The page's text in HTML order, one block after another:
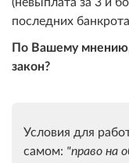
последних
По Вашему мнению,
закон?
Условия для
самом: "право на